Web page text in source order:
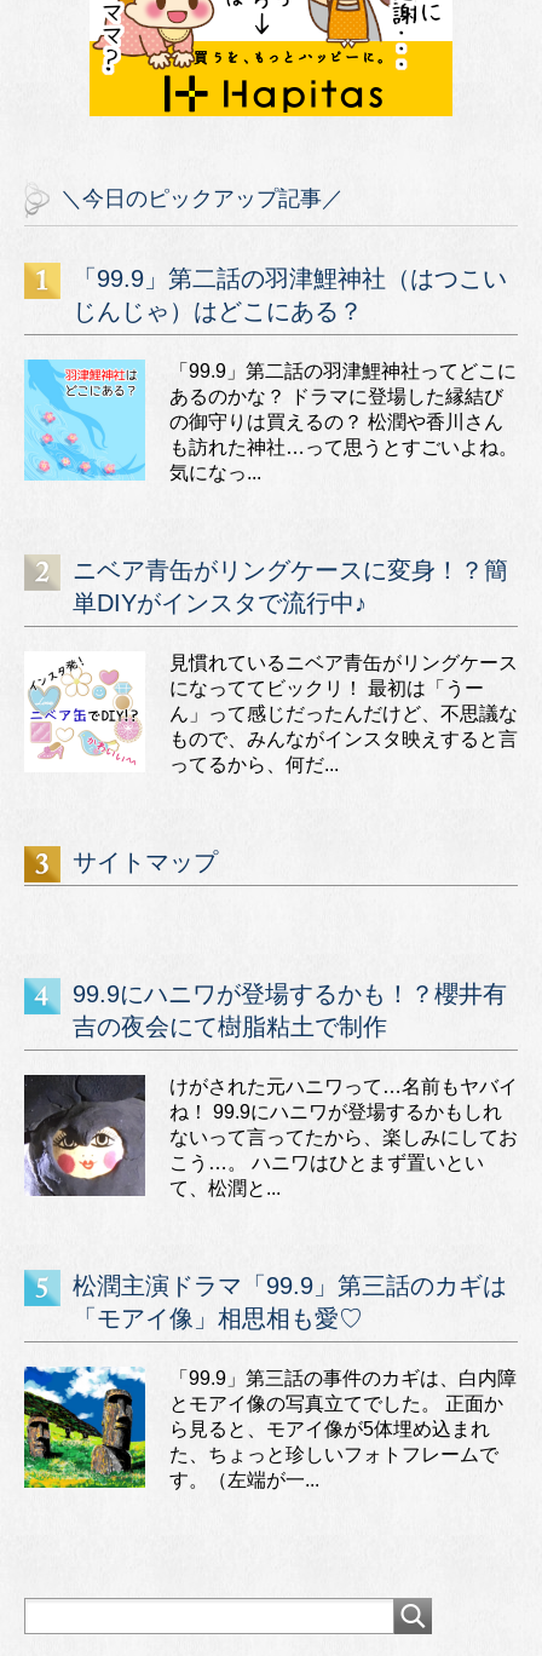
＼今日のピックアップ記事／
「99.9」第二話の羽津鯉神社（はつこい
じんじゃ）はどこにある？
「99.9」第二話の羽津鯉神社ってどこに
あるのかな？ ドラマに登場した縁結び
の御守りは買えるの？ 松潤や香川さん
も訪れた神社…って思うとすごいよね。
気になっ...
ニベア青缶がリングケースに変身！？簡
単DIYがインスタで流行中♪
見慣れているニベア青缶がリングケース
になっててビックリ！ 最初は「うー
ん」って感じだったんだけど、不思議な
もので、みんながインスタ映えすると言
ってるから、何だ...
サイトマップ
99.9にハニワが登場するかも！？櫻井有
吉の夜会にて樹脂粘土で制作
けがされた元ハニワって…名前もヤバイ
ね！ 99.9にハニワが登場するかもしれ
ないって言ってたから、楽しみにしてお
こう…。 ハニワはひとまず置いとい
て、松潤と...
松潤主演ドラマ「99.9」第三話のカギは
「モアイ像」相思相も愛♡
「99.9」第三話の事件のカギは、白内障
とモアイ像の写真立てでした。 正面か
ら見ると、モアイ像が5体埋め込まれ
た、ちょっと珍しいフォトフレームで
す。（左端が一...